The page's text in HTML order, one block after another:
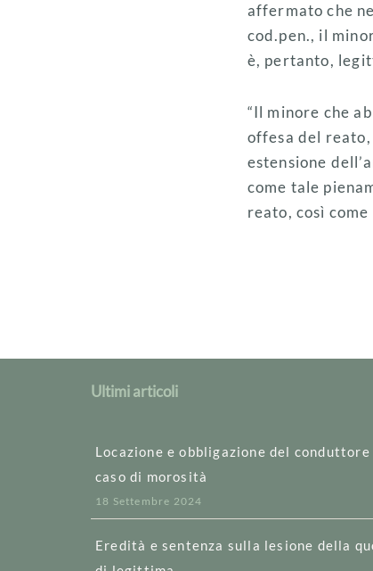
affermato che
cod.pen., il
è, pertanto,
“Il minore che
offesa del
estensione
come tale
reato, così come
Ultimi articoli
Locazione e obbligazione del conduttore
caso di morosità
18 Settembre 2024
Eredità e sentenza sulla lesione della